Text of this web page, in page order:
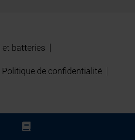
et batteries
Politique de confidentialité